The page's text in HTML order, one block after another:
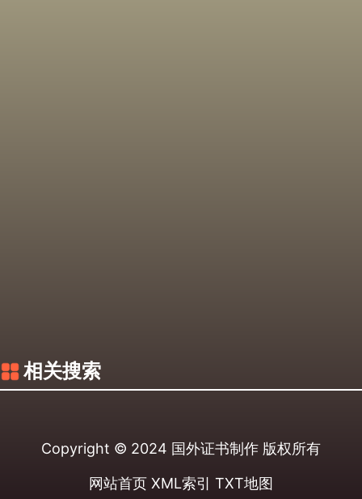
相关搜索
Copyright © 2024 国外证书制作 版权所有
网站首页 XML索引 TXT地图